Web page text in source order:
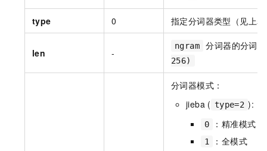
type 0 指定分词器类型（见上
len -
ngram 分词器的分词
256)
分词器模式：
jieba ( type=2 ):
0 ：精准模式
1 ：全模式